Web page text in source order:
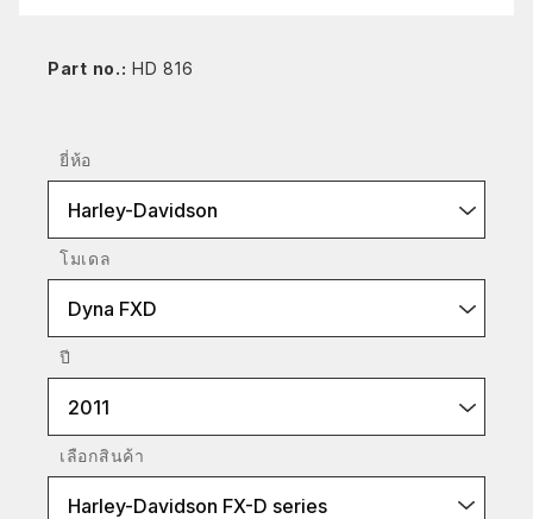
Part no.: HD 816
ยี่ห้อ
Harley-Davidson
โมเดล
Dyna FXD
ปี
2011
เลือกสินค้า
Harley-Davidson FX-D series